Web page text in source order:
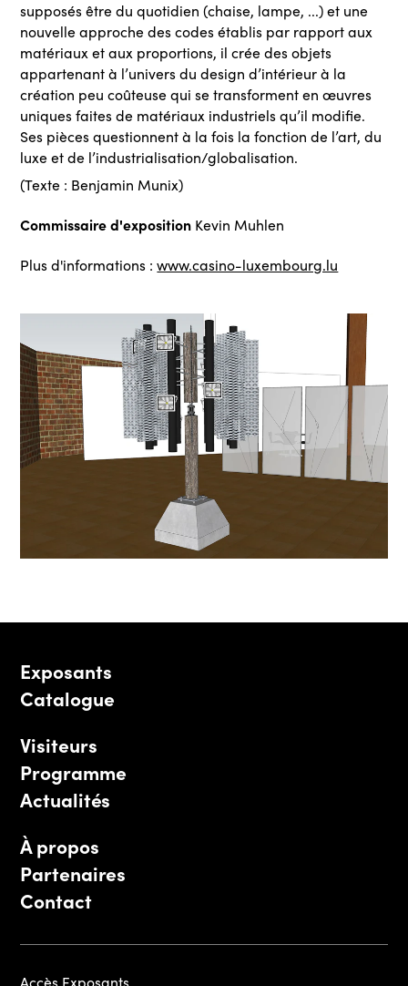
supposés être du quotidien (chaise, lampe, ...) et une
nouvelle approche des codes établis par rapport aux
matériaux et aux proportions, il crée des objets
appartenant à l’univers du design d’intérieur à la
création peu coûteuse qui se transforment en œuvres
uniques faites de matériaux industriels qu’il modifie.
Ses pièces questionnent à la fois la fonction de l’art, du
luxe et de l’industrialisation/globalisation.
(Texte : Benjamin Munix)
Commissaire d'exposition Kevin Muhlen
Plus d'informations :www.casino-luxembourg.lu
Exposants
Catalogue
Visiteurs
Programme
Actualités
À propos
Partenaires
Contact
Accès Exposants